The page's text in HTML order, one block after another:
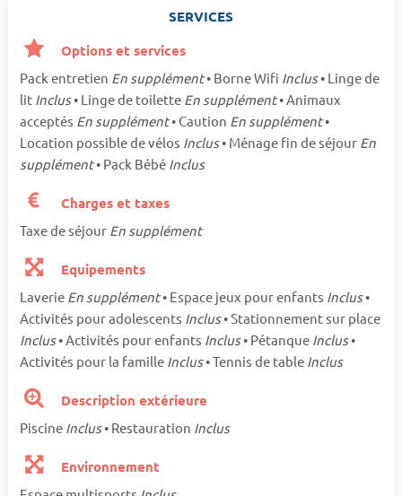
SERVICES
Options et services
Pack entretien En supplément• Borne Wifi Inclus• Linge de
lit Inclus• Linge de toilette En supplément• Animaux
acceptés En supplément• Caution En supplément•
Location possible de vélos Inclus• Ménage fin de séjour En
supplément• Pack Bébé Inclus
Charges et taxes
Taxe de séjour En supplément
Equipements
Laverie En supplément• Espace jeux pour enfants Inclus•
Activités pour adolescents Inclus• Stationnement sur place
Inclus• Activités pour enfants Inclus• Pétanque Inclus•
Activités pour la famille Inclus• Tennis de table Inclus
Description extérieure
Piscine Inclus• Restauration Inclus
Environnement